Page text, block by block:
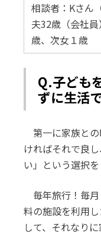
相談者：Kさん
夫32歳（会社
歳、次女１歳
Q.子ども
ずに生活
第一に家族と
ければそれで良
い」という選択を
毎年旅行！毎
料の施設を利用
して、それなり